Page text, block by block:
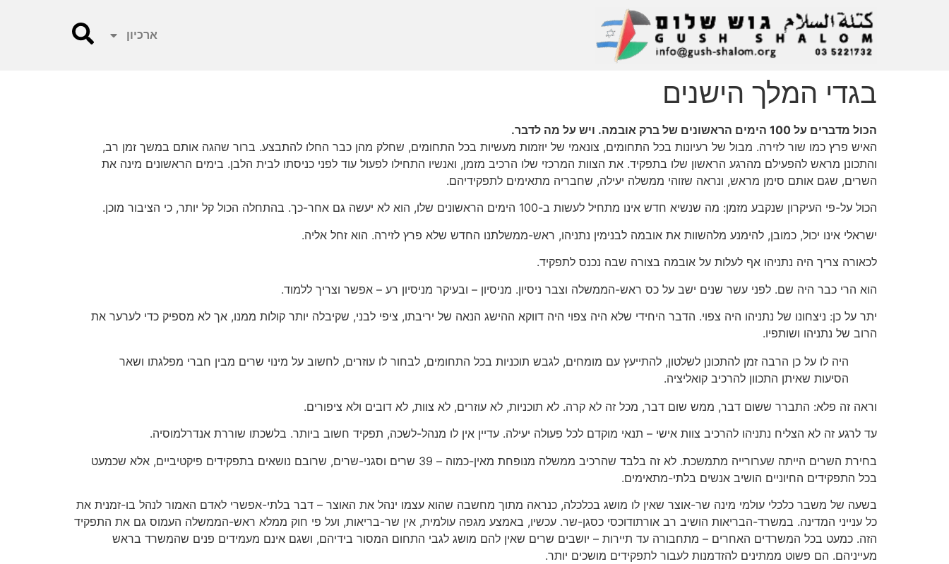
ארכיון
בגדי המלך הישנים
הכול מדברים על 100 הימים הראשונים של ברק אובמה. ויש על מה לדבר.
האיש פרץ כמו שור לזירה. מבול של רעיונות בכל התחומים, צונאמי של יוזמות מעשיות בכל התחומים, שחלק מהן כבר החלו להתבצע. ברור שהגה אותם במשך זמן רב,
והתכונן מראש להפעילם מהרגע הראשון שלו בתפקיד. את הצוות המרכזי שלו הרכיב מזמן, ואנשיו התחילו לפעול עוד לפני כניסתו לבית הלבן. בימים הראשונים מינה את
השרים, שגם אותם סימן מראש, ונראה שזוהי ממשלה יעילה, שחבריה מתאימים לתפקידיהם.
הכול על-פי העיקרון שנקבע מזמן: מה שנשיא חדש אינו מתחיל לעשות ב-100 הימים הראשונים שלו, הוא לא יעשה גם אחר-כך. בהתחלה הכול קל יותר, כי הציבור מוכן.
ישראלי אינו יכול, כמובן, להימנע מלהשוות את אובמה לבנימין נתניהו, ראש-ממשלתנו החדש שלא פרץ לזירה. הוא זחל אליה.
לכאורה צריך היה נתניהו אף לעלות על אובמה בצורה שבה נכנס לתפקיד.
הוא הרי כבר היה שם. לפני עשר שנים ישב על כס ראש-הממשלה וצבר ניסיון. מניסיון – ובעיקר מניסיון רע – אפשר וצריך ללמוד.
יתר על כן: ניצחונו של נתניהו היה צפוי. הדבר היחידי שלא היה צפוי היה דווקא ההישג הנאה של יריבתו, ציפי לבני, שקיבלה יותר קולות ממנו, אך לא מספיק כדי לערער את
הרוב של נתניהו ושותפיו.
היה לו על כן הרבה זמן להתכונן לשלטון, להתייעץ עם מומחים, לגבש תוכניות בכל התחומים, לבחור לו עוזרים, לחשוב על מינוי שרים מבין חברי מפלגתו ושאר
הסיעות שאיתן התכוון להרכיב קואליציה.
וראה זה פלא: התברר ששום דבר, ממש שום דבר, מכל זה לא קרה. לא תוכניות, לא עוזרים, לא צוות, לא דובים ולא ציפורים.
עד לרגע זה לא הצליח נתניהו להרכיב צוות אישי – תנאי מוקדם לכל פעולה יעילה. עדיין אין לו מנהל-לשכה, תפקיד חשוב ביותר. בלשכתו שוררת אנדרלמוסיה.
בחירת השרים הייתה שערורייה מתמשכת. לא זה בלבד שהרכיב ממשלה מנופחת מאין-כמוה – 39 שרים וסגני-שרים, שרובם נושאים בתפקידים פיקטיביים, אלא שכמעט
בכל התפקידים החיוניים הושיב אנשים בלתי-מתאימים.
בשעה של משבר כלכלי עולמי מינה שר-אוצר שאין לו מושג בכלכלה, כנראה מתוך מחשבה שהוא עצמו ינהל את האוצר – דבר בלתי-אפשרי לאדם האמור לנהל בו-זמנית את
כל ענייני המדינה. במשרד-הבריאות הושיב רב אורתודוכסי כסגן-שר. עכשיו, באמצע מגפה עולמית, אין שר-בריאות, ועל פי חוק ממלא ראש-הממשלה העמוס גם את התפקיד
הזה. כמעט בכל המשרדים האחרים – מתחבורה עד תיירות – יושבים שרים שאין להם מושג לגבי התחום המסור בידיהם, ושגם אינם מעמידים פנים שהמשרד בראש
מעייניהם. הם פשוט ממתינים להזדמנות לעבור לתפקידים מושכים יותר.